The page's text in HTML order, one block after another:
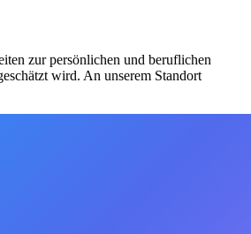
zur persönlichen und beruflichen
wird. An unserem Standort